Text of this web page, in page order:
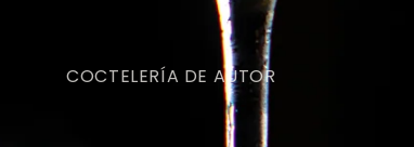
CALAVERA CÓCTEL BAR
la conexión a través de cocteles